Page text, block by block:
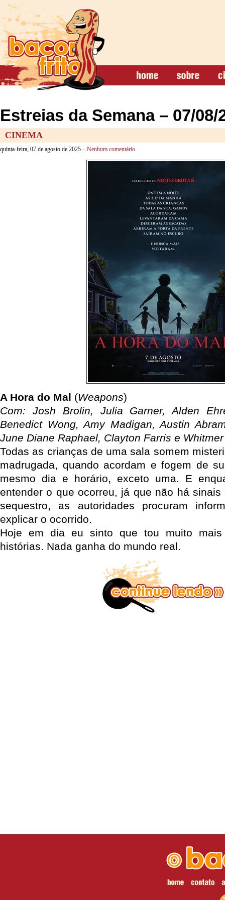
Estreias da Semana – 07/08/
CINEMA
quinta-feira, 07 de agosto de 2025 – Nenhum comentário
A Hora do Mal (Weapons)
Com: Josh Brolin, Julia Garner, Alden
Benedict Wong, Amy Madigan, Austin
June Diane Raphael, Clayton Farris e
Todas as crianças de uma sala somem
madrugada, quando acordam e fogem de
mesmo dia e horário, exceto uma. E
entender o que ocorreu, já que não há sinais
sequestro, as autoridades procuram
explicar o ocorrido.
Hoje em dia eu sinto que tou muito mais
histórias. Nada ganha do mundo real.